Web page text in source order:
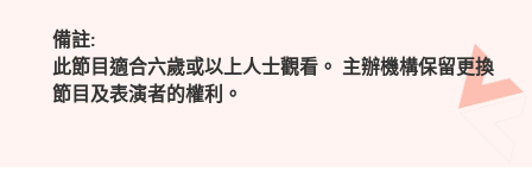
備註:
此節目適合六歲或以上人士觀看。 主辦機構保留更換
節目及表演者的權利。